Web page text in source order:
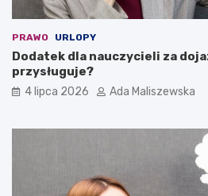
PRAWO URLOPY
Dodatek dla nauczycieli za
przysługuje?
4 lipca 2026 Ada Maliszewska